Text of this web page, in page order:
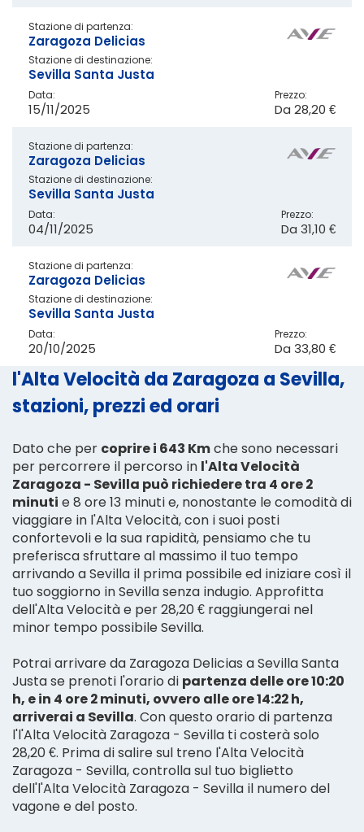
Stazione di partenza:
Zaragoza Delicias
Stazione di destinazione:
Sevilla Santa Justa
Data:
15/11/2025
Prezzo:
Da 28,20 €
Stazione di partenza:
Zaragoza Delicias
Stazione di destinazione:
Sevilla Santa Justa
Data:
04/11/2025
Prezzo:
Da 31,10 €
Stazione di partenza:
Zaragoza Delicias
Stazione di destinazione:
Sevilla Santa Justa
Data:
20/10/2025
Prezzo:
Da 33,80 €
l'Alta Velocità da Zaragoza a Sevilla,
stazioni, prezzi ed orari
Dato che per coprire i 643 Kmche sono necessari
per percorrere il percorso in l'Alta Velocità
Zaragoza - Sevilla può richiedere tra 4 ore 2
minuti e 8 ore 13 minuti e, nonostante le comodità di
viaggiare in l'Alta Velocità, con i suoi posti
confortevoli e la sua rapidità, pensiamo che tu
preferisca sfruttare al massimo il tuo tempo
arrivando a Sevilla il prima possibile ed iniziare così il
tuo soggiorno in Sevilla senza indugio. Approfitta
dell'Alta Velocità e per 28,20 € raggiungerai nel
minor tempo possibile Sevilla.
Potrai arrivare da Zaragoza Delicias a Sevilla Santa
Justa se prenoti l'orario di partenza delle ore 10:20
h, e in 4 ore 2 minuti, ovvero alle ore 14:22 h,
arriverai a Sevilla. Con questo orario di partenza
l'l'Alta Velocità Zaragoza - Sevilla ti costerà solo
28,20 €. Prima di salire sul treno l'Alta Velocità
Zaragoza - Sevilla, controlla sul tuo biglietto
dell'l'Alta Velocità Zaragoza - Sevilla il numero del
vagone e del posto.